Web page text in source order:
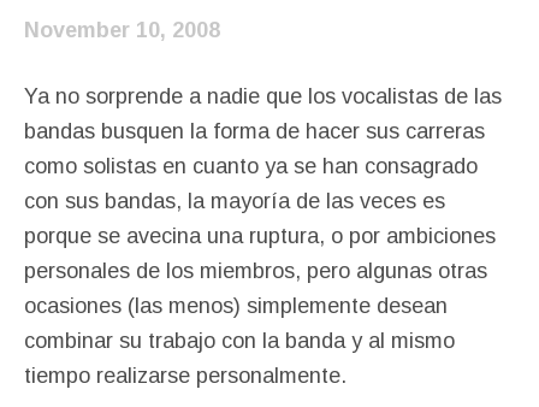
November 10, 2008
Ya no sorprende a nadie que los vocalistas de las
bandas busquen la forma de hacer sus carreras
como solistas en cuanto ya se han consagrado
con sus bandas, la mayoría de las veces es
porque se avecina una ruptura, o por ambiciones
personales de los miembros, pero algunas otras
ocasiones (las menos) simplemente desean
combinar su trabajo con la banda y al mismo
tiempo realizarse personalmente.